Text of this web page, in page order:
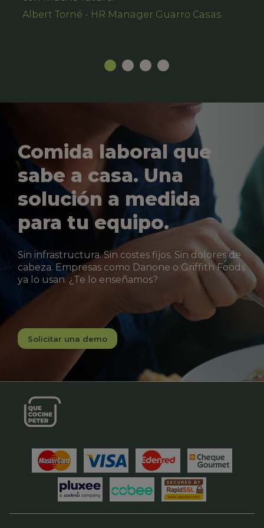
Albert Torné - HR Manager Guarro Casas
Comida laboral que
sabe a casa. Una
solución a medida
para tu equipo.
Sin infrastructura. Sin costes fijos. Sin dolores de
cabeza. Empresas como Danone o Griffith Foods
ya lo usan. ¿Te lo enseñamos?
Solicitar una demo